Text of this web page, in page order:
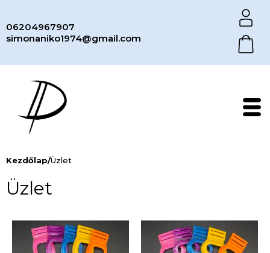
06204967907
simonaniko1974@gmail.com
Kezdőlap/Üzlet
Üzlet